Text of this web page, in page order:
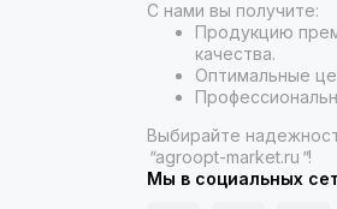
С нами вы получите:
Продукцию
качества.
Оптимальные
Выбирайте
"agroopt-market.ru "!
Мы в социальных